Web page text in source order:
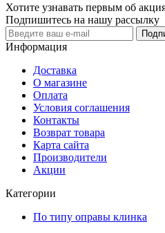
Хотите узнавать первым об
Подпишитесь на нашу рассылку
Информация
Доставка
О магазине
Оплата
Условия соглашения
Контакты
Возврат товара
Карта сайта
Производители
Акции
Категории
По типу оправы клинка